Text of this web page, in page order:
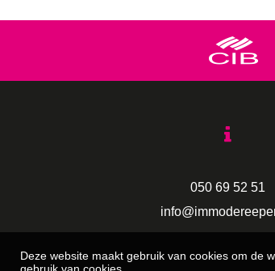
050 69 52 51
Deze website maakt gebruik van cookies om de